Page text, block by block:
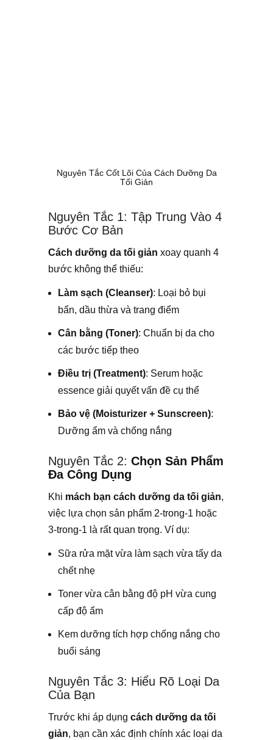
Nguyên Tắc Cốt Lõi Của Cách Dưỡng Da
Tối Giản
Nguyên Tắc 1: Tập Trung Vào 4
Bước Cơ Bản
Cách dưỡng da tối giản xoay quanh 4
bước không thể thiếu:
Làm sạch (Cleanser): Loại bỏ bụi
bẩn, dầu thừa và trang điểm
Cân bằng (Toner): Chuẩn bị da cho
các bước tiếp theo
Điều trị (Treatment): Serum hoặc
essence giải quyết vấn đề cụ thể
Bảo vệ (Moisturizer + Sunscreen):
Dưỡng ẩm và chống nắng
Nguyên Tắc 2: Chọn Sản Phẩm
Đa Công Dụng
Khi mách bạn cách dưỡng da tối giản,
việc lựa chọn sản phẩm 2-trong-1 hoặc
3-trong-1 là rất quan trọng. Ví dụ:
Sữa rửa mặt vừa làm sạch vừa tẩy da
chết nhẹ
Toner vừa cân bằng độ pH vừa cung
cấp độ ẩm
Kem dưỡng tích hợp chống nắng cho
buổi sáng
Nguyên Tắc 3: Hiểu Rõ Loại Da
Của Bạn
Trước khi áp dụng cách dưỡng da tối
giản, bạn cần xác định chính xác loại da